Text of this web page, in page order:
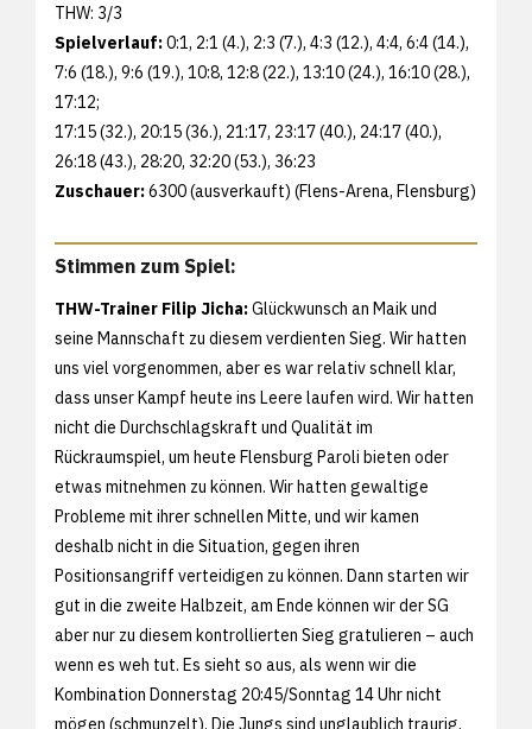
THW: 3/3
Spielverlauf:0:1, 2:1 (4.), 2:3 (7.), 4:3 (12.), 4:4, 6:4 (14.),
7:6 (18.), 9:6 (19.), 10:8, 12:8 (22.), 13:10 (24.), 16:10 (28.),
17:12;
17:15 (32.), 20:15 (36.), 21:17, 23:17 (40.), 24:17 (40.),
26:18 (43.), 28:20, 32:20 (53.), 36:23
Zuschauer:6300 (ausverkauft) (Flens-Arena, Flensburg)
Stimmen zum Spiel:
THW-Trainer Filip Jicha:Glückwunsch an Maik und
seine Mannschaft zu diesem verdienten Sieg. Wir hatten
uns viel vorgenommen, aber es war relativ schnell klar,
dass unser Kampf heute ins Leere laufen wird. Wir hatten
nicht die Durchschlagskraft und Qualität im
Rückraumspiel, um heute Flensburg Paroli bieten oder
etwas mitnehmen zu können. Wir hatten gewaltige
Probleme mit ihrer schnellen Mitte, und wir kamen
deshalb nicht in die Situation, gegen ihren
Positionsangriff verteidigen zu können. Dann starten wir
gut in die zweite Halbzeit, am Ende können wir der SG
aber nur zu diesem kontrollierten Sieg gratulieren – auch
wenn es weh tut. Es sieht so aus, als wenn wir die
Kombination Donnerstag 20:45/Sonntag 14 Uhr nicht